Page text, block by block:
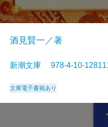
酒見賢一／著
新潮文庫 978-4-10-
文庫電子書籍あり